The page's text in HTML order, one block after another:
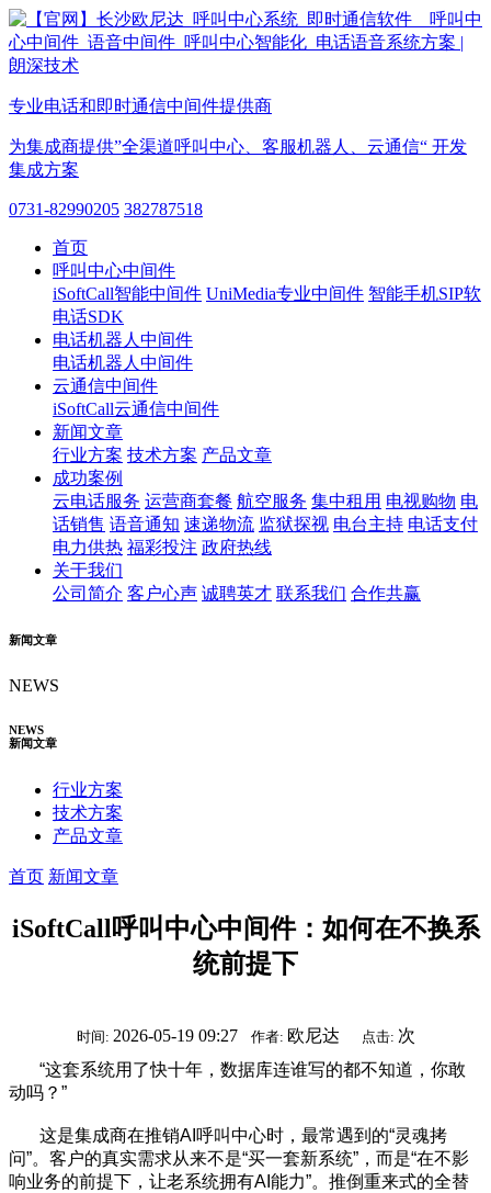
专业电话和即时通信中间件提供商
为集成商提供”全渠道呼叫中心、客服机器人、云通信“ 开发
集成方案
0731-82990205 382787518
首页
呼叫中心中间件
iSoftCall智能中间件 UniMedia专业中间件 智能手机SIP软
电话SDK
电话机器人中间件
电话机器人中间件
云通信中间件
iSoftCall云通信中间件
新闻文章
行业方案 技术方案 产品文章
成功案例
云电话服务 运营商套餐 航空服务 集中租用 电视购物 电
话销售 语音通知 速递物流 监狱探视 电台主持 电话支付
电力供热 福彩投注 政府热线
关于我们
公司简介 客户心声 诚聘英才 联系我们 合作共赢
新闻文章
NEWS
NEWS
新闻文章
行业方案
技术方案
产品文章
首页 新闻文章
iSoftCall呼叫中心中间件：如何在不换系
统前提下
时间: 2026-05-19 09:27 作者: 欧尼达 点击: 次
“这套系统用了快十年，数据库连谁写的都不知道，你敢
动吗？”
这是集成商在推销AI呼叫中心时，最常遇到的“灵魂拷
问”。客户的真实需求从来不是“买一套新系统”，而是“在不影
响业务的前提下，让老系统拥有AI能力”。推倒重来式的全替